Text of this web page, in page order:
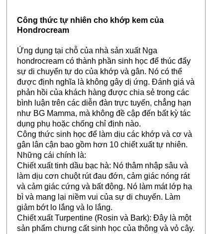
Công thức tự nhiên cho khớp kem của
Hondrocream
Ứng dụng tại chỗ của nhà sản xuất Nga
hondrocream có thành phần sinh học để thúc đẩy
sự di chuyển tự do của khớp và gân. Nó có thể
được định nghĩa là không gây dị ứng. Đánh giá và
phản hồi của khách hàng được chia sẻ trong các
bình luận trên các diễn đàn trực tuyến, chẳng hạn
như BG Mamma, mà không đề cập đến bất kỳ tác
dụng phụ hoặc chống chỉ định nào.
Công thức sinh học để làm dịu các khớp và cơ và
gân lân cận bao gồm hơn 10 chiết xuất tự nhiên.
Những cái chính là:
Chiết xuất tinh dầu bạc hà: Nó thâm nhập sâu và
làm dịu cơn chuột rút đau đớn, cảm giác nóng rát
và cảm giác cứng và bất động. Nó làm mát lớp hạ
bì và mang lại niềm vui của sự di chuyển. Làm
giảm bớt lo lắng và lo lắng.
Chiết xuất Turpentine (Rosin và Bark): Đây là một
sản phẩm chưng cất sinh học của thông và vỏ cây.